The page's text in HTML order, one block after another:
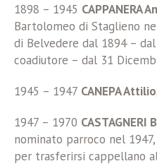
1898 – 1945 CAPPANERA
Bartolomeo di Staglieno
di Belvedere dal 1894 –
coadiutore – dal 31
1945 – 1947 CANEPA Attilio
1947 – 1970
nominato parroco nel
per trasferirsi cappellano